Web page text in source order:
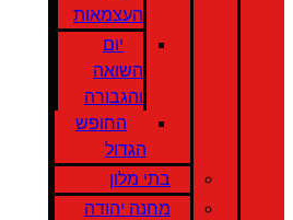
העצמאות
יום
השואה
והגבורה
החופש
הגדול
בתי מלון
מחנה יהודה